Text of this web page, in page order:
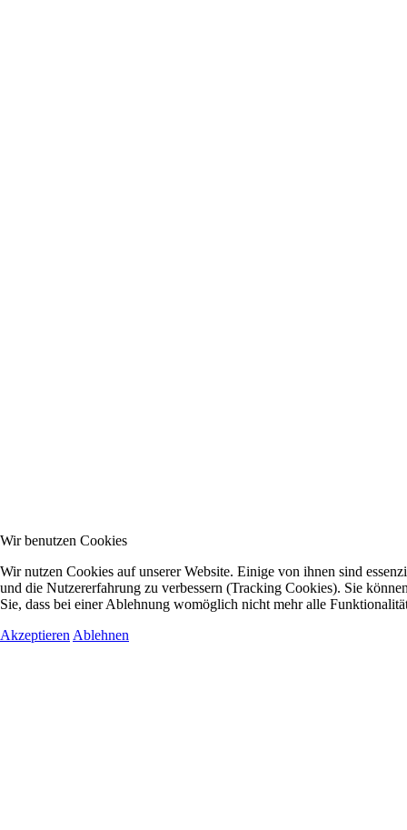
Wir benutzen Cookies
Wir nutzen Cookies auf unserer Website. Einige von ihnen sind
und die Nutzererfahrung zu verbessern (Tracking Cookies). Sie
Sie, dass bei einer Ablehnung womöglich nicht mehr alle
Akzeptieren Ablehnen